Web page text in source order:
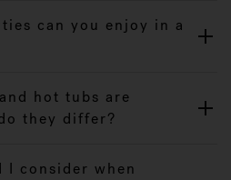
can you enjoy in a
hot tubs are
they differ?
I consider when